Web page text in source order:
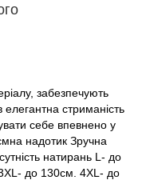
забезпечують
стриманість
себе впевнено у
надотик Зручна
натирань L- до
до 130см. 4XL- до